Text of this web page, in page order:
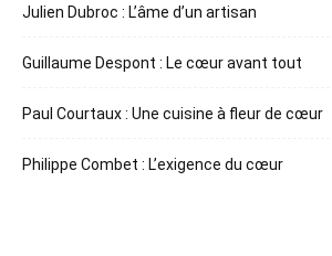
Julien Dubroc : L’âme d’un artisan
Guillaume Despont : Le cœur avant tout
Paul Courtaux : Une cuisine à fleur de cœur
Philippe Combet : L’exigence du cœur